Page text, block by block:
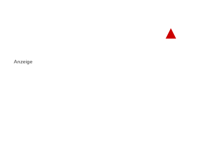
▲
Anzeige